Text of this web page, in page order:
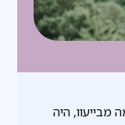
מבייעוו, היה